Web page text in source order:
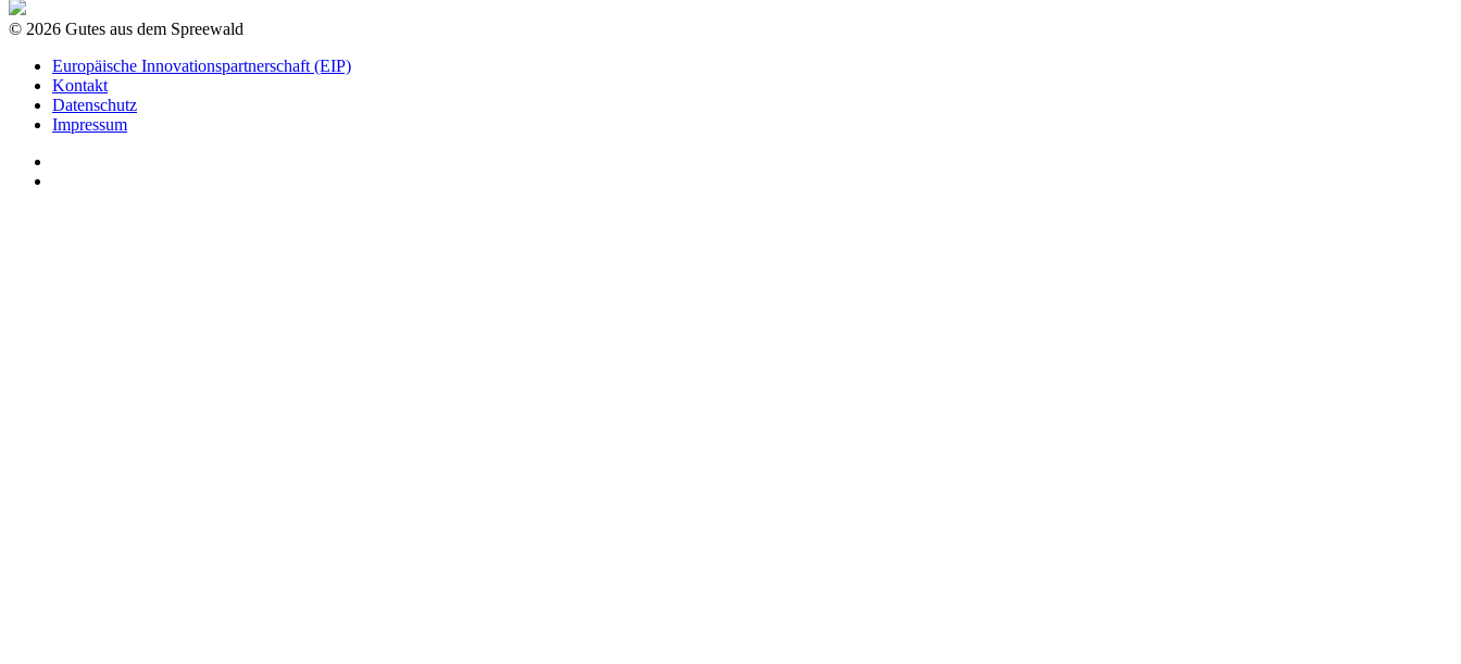
© 2026 Gutes aus dem Spreewald
Europäische Innovationspartnerschaft (EIP)
Kontakt
Datenschutz
Impressum